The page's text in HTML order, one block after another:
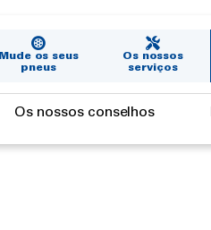
Mude os seus
pneus
Os nossos
serviços
Os nossos conselhos